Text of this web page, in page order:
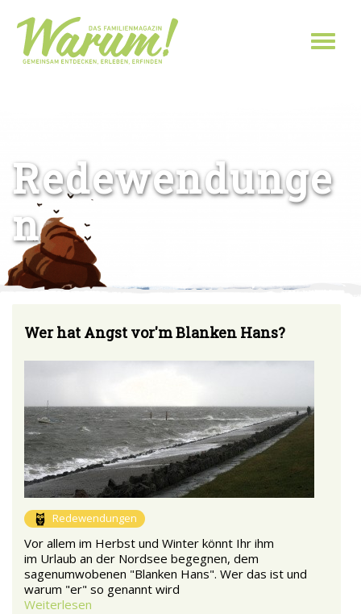
Sie sind hier
Redewendunge
n
Wer hat Angst vor'm Blanken Hans?
Redewendungen
Vor allem im Herbst und Winter könnt Ihr ihm
im Urlaub an der Nordsee begegnen, dem
sagenumwobenen "Blanken Hans". Wer das ist und
warum "er" so genannt wird
Weiterlesen